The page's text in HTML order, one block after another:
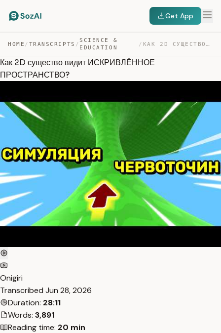
Get App
HOME / TRANSCRIPTS /
SCIENCE &
EDUCATION
/ КАК 2D СУЩЕСТВО ВИДИТ ИСКРИВЛЁННОЕ ПРОСТРАНСТВО? — TRANSCRIPT
Как 2D существо видит ИСКРИВЛЁННОЕ
ПРОСТРАНСТВО?
Onigiri
Transcribed Jun 28, 2026
Duration: 28:11
Words: 3,891
Reading time: 20 min